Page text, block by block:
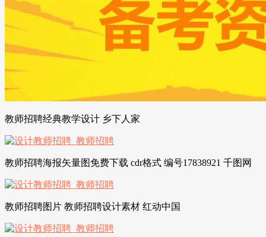
教师招聘经典教学设计 乡下人家
教师招聘海报矢量图免费下载 cdr格式 编号17838921 千图网
教师招聘图片 教师招聘设计素材 红动中国